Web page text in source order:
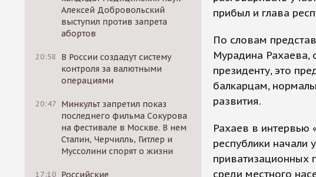
Алексей Добровольский
выступил против запрета
абортов
20:58
В России создадут систему
контроля за валютными
операциями
20:47 Минкульт запретил показ
последнего фильма Сокурова
на фестивале в Москве. В нем
Сталин, Черчилль, Гитлер и
Муссолини спорят о жизни
17:10 Российские
прибыл и глава
По словам
Мурадина Рахаева,
президенту, это
балкарцам,
развития.
Рахаев в интервью
республики начали
приватизационных
среди местного